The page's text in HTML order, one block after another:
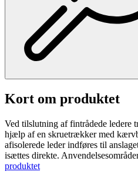
Kort om produktet
Ved tilslutning af fintrådede ledere
hjælp af en skruetrækker med
afisolerede leder indføres til
isættes direkte.
produktet